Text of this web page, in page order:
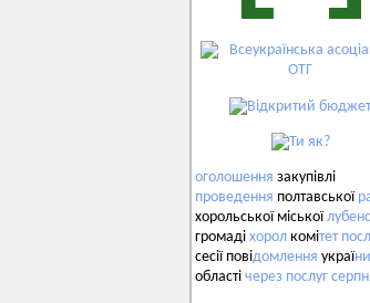
оголошення закупівлі
проведення полтавської
хорольської міської
громаді хорол комітет
сесії повідомлення україни
області через послуг